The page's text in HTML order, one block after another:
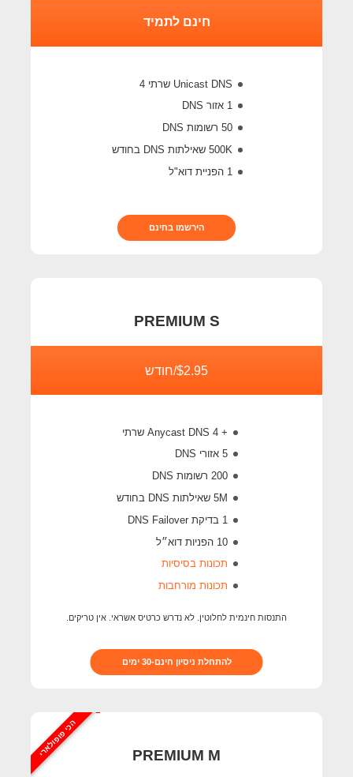
חינם לתמיד
Unicast DNS שרתי 4
1 אזור DNS
50 רשומות DNS
500K שאילתות DNS בחודש
1 הפניית דוא"ל
הירשמו בחינם
PREMIUM S
$2.95/חודש
+ 4 Anycast DNS שרתי
5 אזורי DNS
200 רשומות DNS
5M שאילתות DNS בחודש
1 בדיקת DNS Failover
10 הפניות דוא״ל
תכונות בסיסיות
תכונות מורחבות
התנסות חינמית לחלוטין. לא נדרש כרטיס אשראי. אין טריקים.
להתחלת ניסיון חינם-30 ימים
הכי פופולארי PREMIUM M